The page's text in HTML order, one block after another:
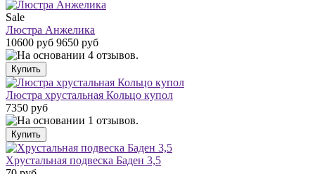
Sale
Люстра Анжелика
10600 руб 9650 руб
Люстра хрустальная Кольцо купол
7350 руб
Хрустальная подвеска Баден 3,5